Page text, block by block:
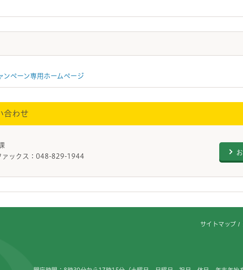
ンペーン専用ホームページ
合わせ
課
ックス：048-829-1944
サイトマップ